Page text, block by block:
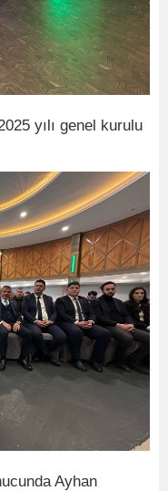
yılı genel kurulu
Ayhan